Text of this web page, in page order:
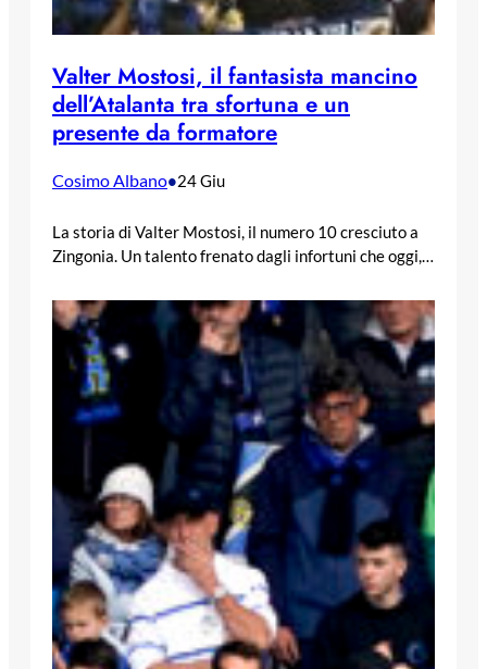
Valter Mostosi, il fantasista mancino
dell’Atalanta tra sfortuna e un
presente da formatore
Cosimo Albano•24 Giu
La storia di Valter Mostosi, il numero 10 cresciuto a
Zingonia. Un talento frenato dagli infortuni che oggi,…